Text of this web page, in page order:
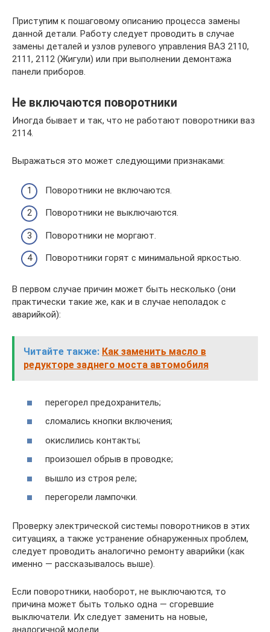
Приступим к пошаговому описанию процесса замены
данной детали. Работу следует проводить в случае
замены деталей и узлов рулевого управления ВАЗ 2110,
2111, 2112 (Жигули) или при выполнении демонтажа
панели приборов.
Не включаются поворотники
Иногда бывает и так, что не работают поворотники ваз
2114.
Выражаться это может следующими признаками:
Поворотники не включаются.
Поворотники не выключаются.
Поворотники не моргают.
Поворотники горят с минимальной яркостью.
В первом случае причин может быть несколько (они
практически такие же, как и в случае неполадок с
аварийкой):
Читайте также: Как заменить масло в
редукторе заднего моста автомобиля
перегорел предохранитель;
сломались кнопки включения;
окислились контакты;
произошел обрыв в проводке;
вышло из строя реле;
перегорели лампочки.
Проверку электрической системы поворотников в этих
ситуациях, а также устранение обнаруженных проблем,
следует проводить аналогично ремонту аварийки (как
именно — рассказывалось выше).
Если поворотники, наоборот, не выключаются, то
причина может быть только одна — сгоревшие
выключатели. Их следует заменить на новые,
аналогичной модели.